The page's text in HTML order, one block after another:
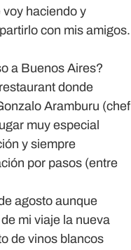
voy haciendo y
con mis amigos.
a Buenos Aires?
donde
Aramburu (chef
muy especial
y siempre
por pasos (entre
agosto aunque
mi viaje la nueva
de vinos blancos